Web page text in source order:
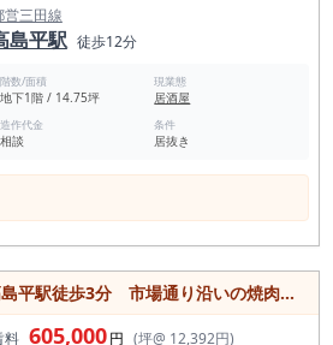
営三田線
島平駅 徒歩12分
階数/面積
地下1階 / 14.75坪
現業態
居酒屋
造作代金
相談
条件
居抜き
駅徒歩3分 市場通り沿いの焼肉店居抜き物件
料 605,000円 (坪@ 12,392円)